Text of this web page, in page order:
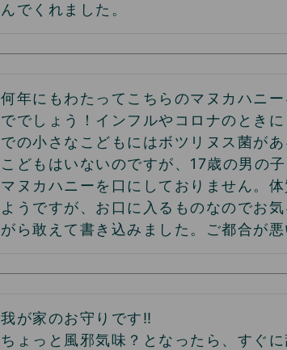
んでくれました。
何年にもわたってこちらのマヌカハニ
ででしょう！インフルやコロナのとき
での小さなこどもにはボツリヌス菌が
こどもはいないのですが、17歳の男の
マヌカハニーを口にしておりません。
ようですが、お口に入るものなのでお
がら敢えて書き込みました。ご都合が
我が家のお守りです‼︎
ちょっと風邪気味？となったら、すぐ